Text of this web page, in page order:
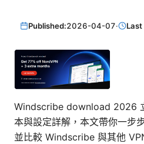
Published:2026-04-07·
Windscribe download 2026
本與設定詳解，本文帶你一步
並比較 Windscribe 與其他